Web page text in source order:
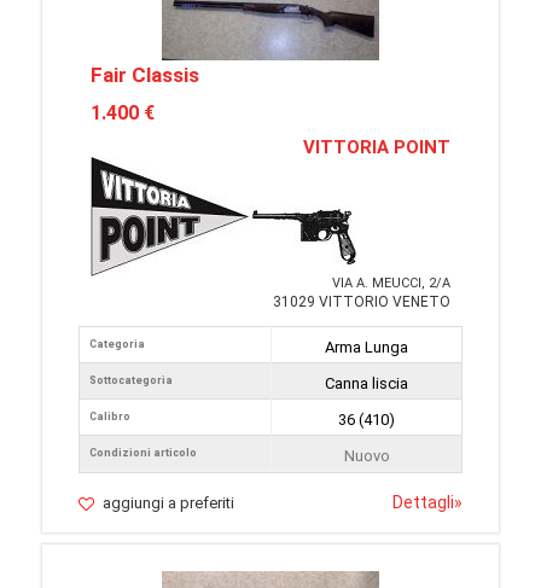
Fair Classis
1.400 €
VITTORIA POINT
VIA A. MEUCCI, 2/A
31029 VITTORIO VENETO
Categoria
Sottocategoria
Calibro
Condizioni articolo
Arma Lunga
Canna liscia
36 (410)
Nuovo
aggiungi a preferiti Dettagli»